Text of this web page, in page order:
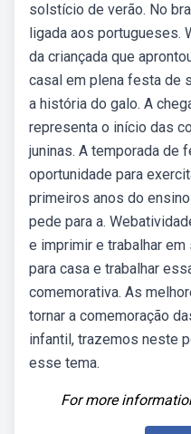
solstício de verão. No
ligada aos portugueses.
da criançada que
casal em plena festa de
a história do galo. A
representa o início das
juninas. A temporada de
oportunidade para
primeiros anos do
pede para a.
e imprimir e trabalhar
para casa e trabalhar
comemorativa. As
tornar a comemoração
infantil, trazemos neste
esse tema.
For more